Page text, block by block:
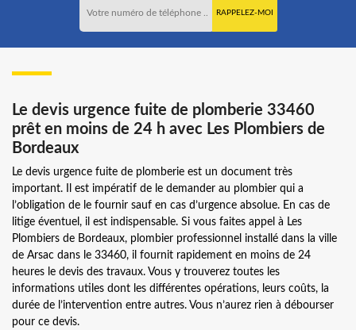
Le devis urgence fuite de plomberie 33460
prêt en moins de 24 h avec Les Plombiers de
Bordeaux
Le devis urgence fuite de plomberie est un document très
important. Il est impératif de le demander au plombier qui a
l’obligation de le fournir sauf en cas d’urgence absolue. En cas de
litige éventuel, il est indispensable. Si vous faites appel à Les
Plombiers de Bordeaux, plombier professionnel installé dans la ville
de Arsac dans le 33460, il fournit rapidement en moins de 24
heures le devis des travaux. Vous y trouverez toutes les
informations utiles dont les différentes opérations, leurs coûts, la
durée de l’intervention entre autres. Vous n’aurez rien à débourser
pour ce devis.